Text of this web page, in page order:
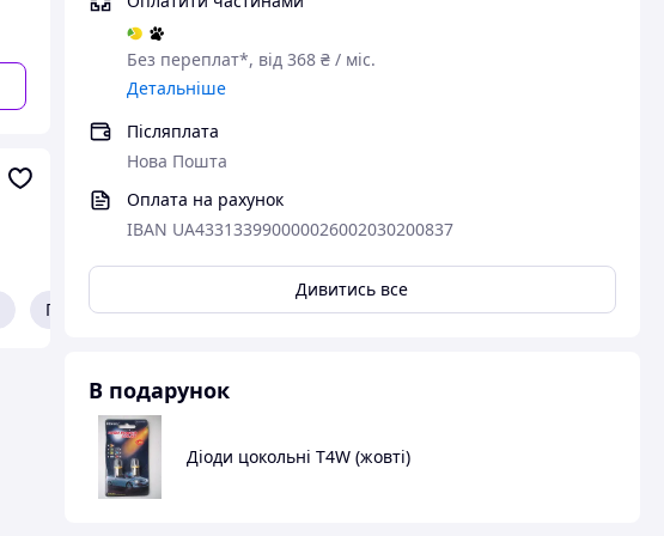
Без переплат*, від 368 ₴ / міс.
Детальніше
Післяплата
Нова Пошта
Оплата на рахунок
IBAN UA433133990000026002030200837
Дивитись все
В подарунок
Діоди цокольні T4W (жовті)
Про продавця